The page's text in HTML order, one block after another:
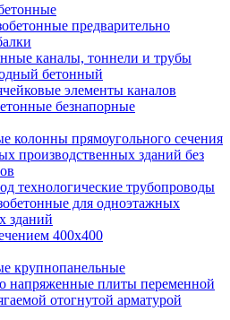
предварительно
каналы, тоннели и трубы
бетонный
элементы каналов
безнапорные
колонны прямоугольного сечения
производственных зданий без
технологические трубопроводы
для одноэтажных
зданий
400х400
крупнопанельные
напряженные плиты переменной
отогнутой арматурой